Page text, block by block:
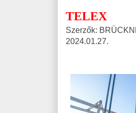
TELEX
Szerzők:
2024.01.27.